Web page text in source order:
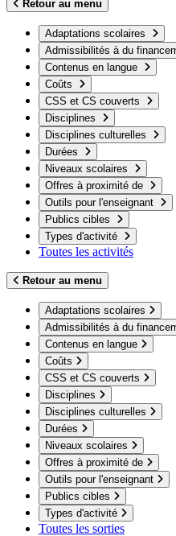
Retour au menu
Adaptations scolaires
Admissibilités à du
Contenus en langue
Coûts
CSS et CS couverts
Disciplines
Disciplines culturelles
Durées
Niveaux scolaires
Offres à proximité de
Outils pour l'enseignant
Publics cibles
Types d'activité
Toutes les activités
Retour au menu
Adaptations scolaires
Admissibilités à du
Contenus en langue
Coûts
CSS et CS couverts
Disciplines
Disciplines culturelles
Durées
Niveaux scolaires
Offres à proximité de
Outils pour l'enseignant
Publics cibles
Types d'activité
Toutes les sorties